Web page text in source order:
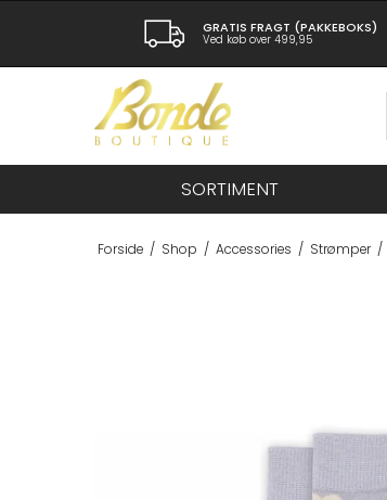
GRATIS FRAGT (PAKKEBOKS)
Ved køb over 499,95
SORTIMENT
Forside / Shop / Accessories / Strømper /